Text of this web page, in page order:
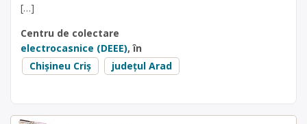
[…]
Centru de colectare
electrocasnice (DEEE), în
Chișineu Criș
județul Arad